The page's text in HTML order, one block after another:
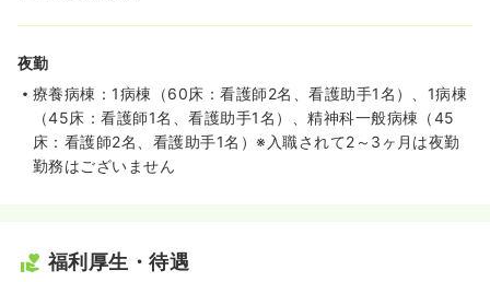
夜勤
療養病棟：1病棟（60床：看護師2名、看護助手1名）、1病棟
（45床：看護師1名、看護助手1名）、精神科一般病棟（45
床：看護師2名、看護助手1名）※入職されて2～3ヶ月は夜勤
勤務はございません
福利厚生・待遇